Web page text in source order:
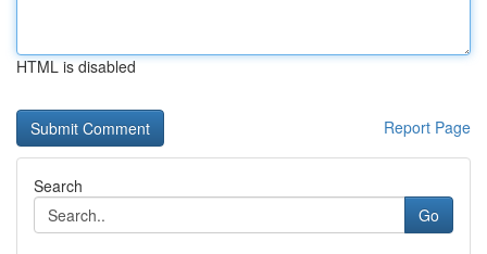
HTML is disabled
Report Page
Search
Go